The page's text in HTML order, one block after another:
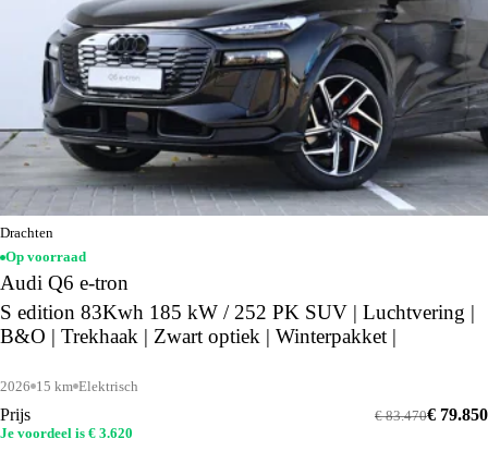
Drachten
Op voorraad
Audi Q6 e-tron
S edition 83Kwh 185 kW / 252 PK SUV | Luchtvering |
B&O | Trekhaak | Zwart optiek | Winterpakket |
2026 15 km Elektrisch
Prijs € 79.850
€ 83.470
Je voordeel is € 3.620